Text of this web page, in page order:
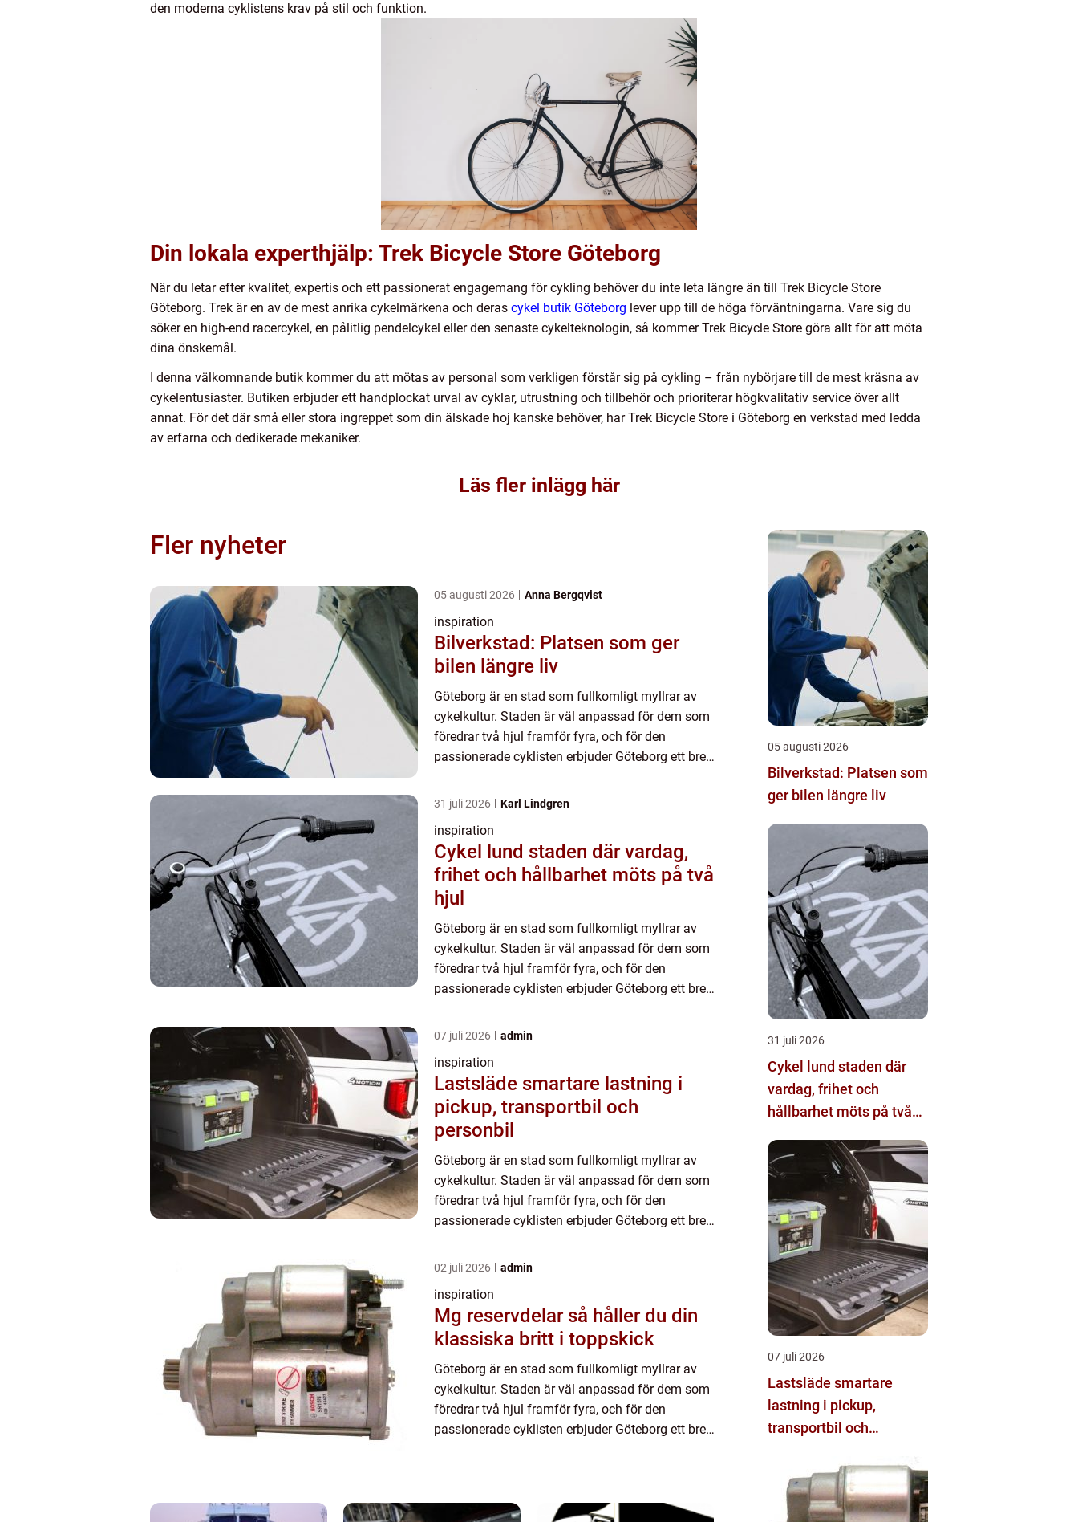
den moderna cyklistens krav på stil och funktion.
Din lokala experthjälp: Trek Bicycle Store Göteborg
När du letar efter kvalitet, expertis och ett passionerat engagemang för cykling behöver du inte leta längre än till Trek Bicycle Store
Göteborg. Trek är en av de mest anrika cykelmärkena och deras cykel butik Göteborg lever upp till de höga förväntningarna. Vare sig du
söker en high-end racercykel, en pålitlig pendelcykel eller den senaste cykelteknologin, så kommer Trek Bicycle Store göra allt för att möta
dina önskemål.
I denna välkomnande butik kommer du att mötas av personal som verkligen förstår sig på cykling – från nybörjare till de mest kräsna av
cykelentusiaster. Butiken erbjuder ett handplockat urval av cyklar, utrustning och tillbehör och prioriterar högkvalitativ service över allt
annat. För det där små eller stora ingreppet som din älskade hoj kanske behöver, har Trek Bicycle Store i Göteborg en verkstad med ledda
av erfarna och dedikerade mekaniker.
Läs fler inlägg här
Fler nyheter
05 augusti 2026 Anna Bergqvist
inspiration
Bilverkstad: Platsen som ger
bilen längre liv
Göteborg är en stad som fullkomligt myllrar av
cykelkultur. Staden är väl anpassad för dem som
föredrar två hjul framför fyra, och för den
passionerade cyklisten erbjuder Göteborg ett brett
31 juli 2026 Karl Lindgren
inspiration
Cykel lund staden där vardag,
frihet och hållbarhet möts på två
hjul
Göteborg är en stad som fullkomligt myllrar av
cykelkultur. Staden är väl anpassad för dem som
föredrar två hjul framför fyra, och för den
passionerade cyklisten erbjuder Göteborg ett brett
07 juli 2026 admin
inspiration
Lastsläde smartare lastning i
pickup, transportbil och
personbil
Göteborg är en stad som fullkomligt myllrar av
cykelkultur. Staden är väl anpassad för dem som
föredrar två hjul framför fyra, och för den
passionerade cyklisten erbjuder Göteborg ett brett
02 juli 2026 admin
inspiration
Mg reservdelar så håller du din
klassiska britt i toppskick
Göteborg är en stad som fullkomligt myllrar av
cykelkultur. Staden är väl anpassad för dem som
föredrar två hjul framför fyra, och för den
passionerade cyklisten erbjuder Göteborg ett brett
05 augusti 2026
Bilverkstad: Platsen som
ger bilen längre liv
31 juli 2026
Cykel lund staden där
vardag, frihet och
hållbarhet möts på två
07 juli 2026
Lastsläde smartare
lastning i pickup,
transportbil och